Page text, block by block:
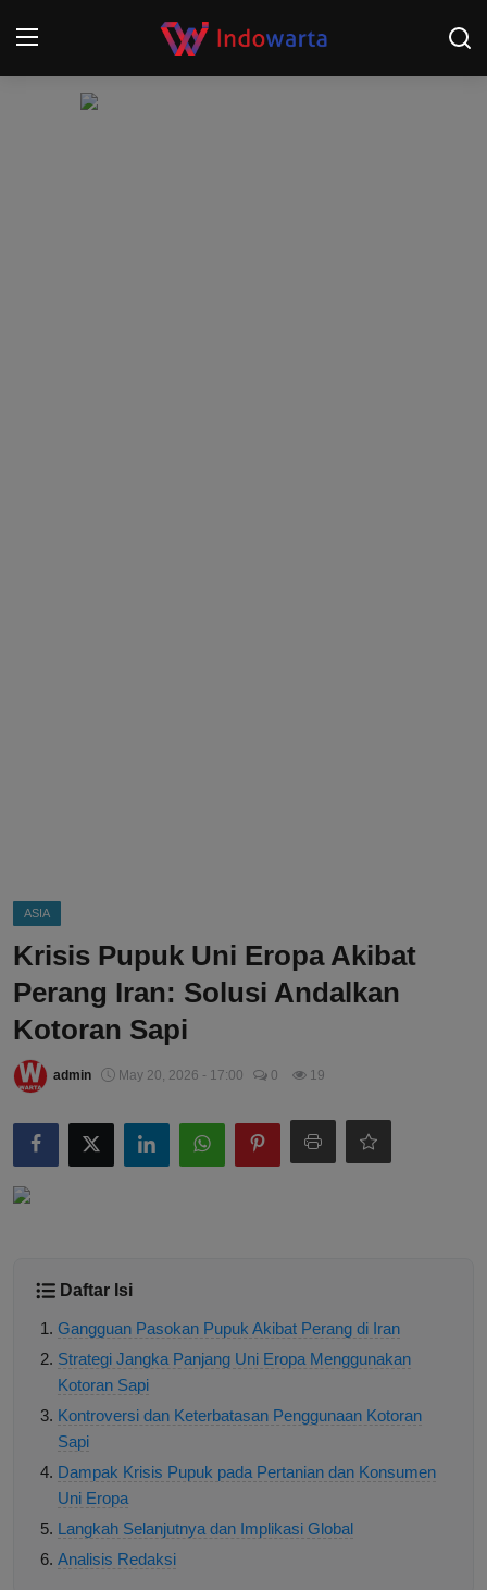
ASIA
Krisis Pupuk Uni Eropa Akibat
Perang Iran: Solusi Andalkan
Kotoran Sapi
admin May 20, 2026 - 17:00 0 19
Daftar Isi
Gangguan Pasokan Pupuk Akibat Perang di Iran
Strategi Jangka Panjang Uni Eropa Menggunakan
Kotoran Sapi
Kontroversi dan Keterbatasan Penggunaan Kotoran
Sapi
Dampak Krisis Pupuk pada Pertanian dan Konsumen
Uni Eropa
Langkah Selanjutnya dan Implikasi Global
Analisis Redaksi